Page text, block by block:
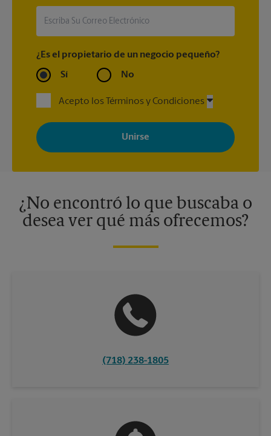
¿Es el propietario de un negocio pequeño?
Sí No
Acepto los Términos y Condiciones
Al registrarse, acepta recibir correos electrónicos de The UPS
Store con noticias, ofertas especiales, promociones y mensajes
adaptados a sus intereses. Puede darse de baja en cualquier
momento. Para más información, consulte nuestra política de
¿No encontró lo que buscaba o
desea ver qué más ofrecemos?
(718) 238-1805